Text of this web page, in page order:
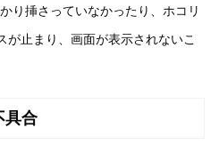
り挿さっていなかったり、ホコリ
が止まり、画面が表示されないこ
具合